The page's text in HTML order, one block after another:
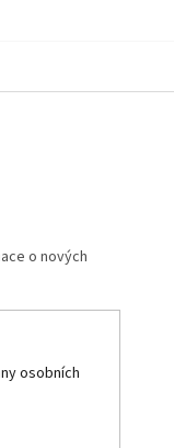
o nových
osobních